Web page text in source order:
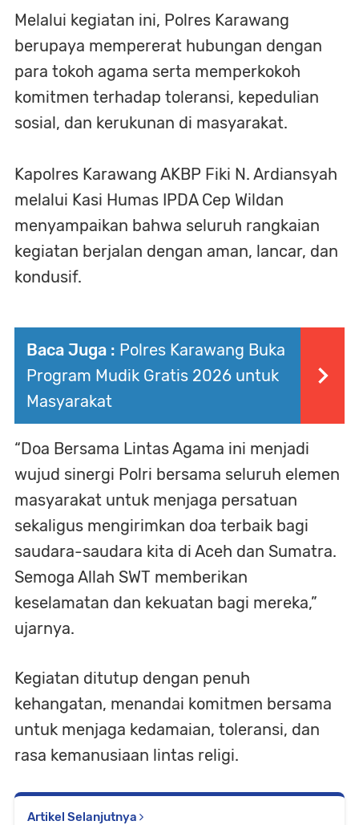
Melalui kegiatan ini, Polres Karawang
berupaya mempererat hubungan dengan
para tokoh agama serta memperkokoh
komitmen terhadap toleransi, kepedulian
sosial, dan kerukunan di masyarakat.
Kapolres Karawang AKBP Fiki N. Ardiansyah
melalui Kasi Humas IPDA Cep Wildan
menyampaikan bahwa seluruh rangkaian
kegiatan berjalan dengan aman, lancar, dan
kondusif.
Baca Juga : Polres Karawang Buka
Program Mudik Gratis 2026 untuk
Masyarakat
“Doa Bersama Lintas Agama ini menjadi
wujud sinergi Polri bersama seluruh elemen
masyarakat untuk menjaga persatuan
sekaligus mengirimkan doa terbaik bagi
saudara-saudara kita di Aceh dan Sumatra.
Semoga Allah SWT memberikan
keselamatan dan kekuatan bagi mereka,”
ujarnya.
Kegiatan ditutup dengan penuh
kehangatan, menandai komitmen bersama
untuk menjaga kedamaian, toleransi, dan
rasa kemanusiaan lintas religi.
Artikel Selanjutnya